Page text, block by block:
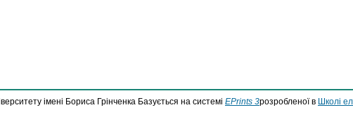
імені Бориса Грінченка Базується на системі EPrints 3розробленої в Школі